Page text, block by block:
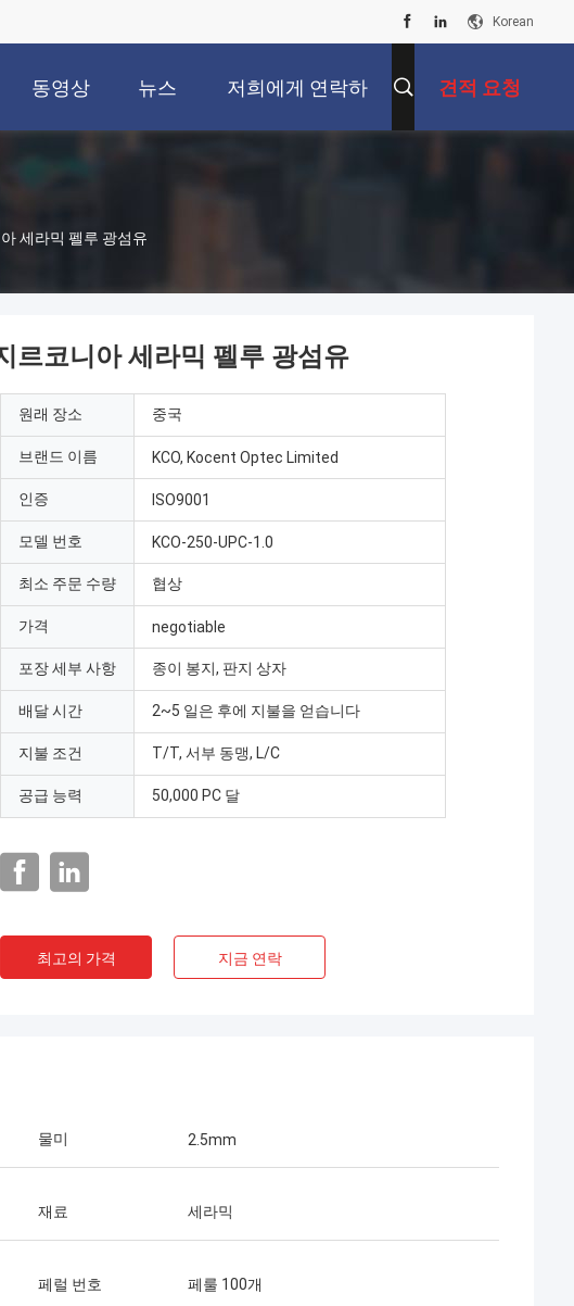
Korean
동영상 뉴스 저희에게 연락하 견적 요청
세라믹 펠루 광섬유
Mr 헨리 타이 어
Optec Limited는 우리의 장기적인
르코니아 세라믹 펠루 광섬유
원래 장소 중국
브랜드 이름 KCO, Kocent Optec Limited
인증 ISO9001
모델 번호 KCO-250-UPC-1.0
최소 주문 수량 협상
가격 negotiable
포장 세부 사항 종이 봉지, 판지 상자
배달 시간 2~5 일은 후에 지불을 얻습니다
지불 조건 T/T, 서부 동맹, L/C
공급 능력 50,000 PC 달
최고의 가격 지금 연락
물미 2.5mm
재료 세라믹
페럴 번호 페룰 100개